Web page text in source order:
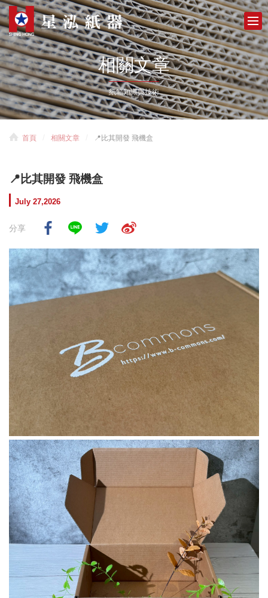
相關文章
紙箱知識與技術
首頁 相關文章 📍比其開發 飛機盒
📍比其開發 飛機盒
July 27,2026
分享